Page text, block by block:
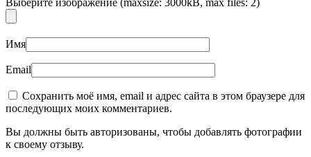
Выберите изображение (maxsize: 3000kB, max files: 2)
Имя
Email
Сохранить моё имя, email и адрес сайта в этом браузере для
последующих моих комментариев.
Вы должны быть авторизованы, чтобы добавлять фотографии
к своему отзыву.